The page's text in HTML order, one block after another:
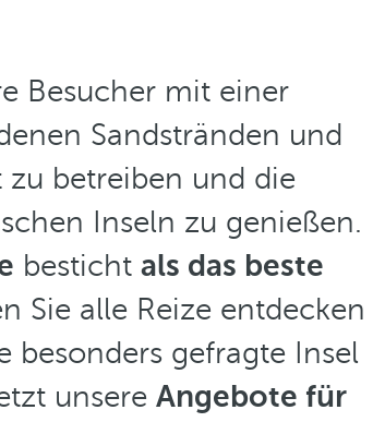
Besucher mit einer
Sandstränden und
betreiben und die
Inseln zu genießen.
besticht als das beste
Sie alle Reize entdecken
besonders gefragte Insel
unsere Angebote für